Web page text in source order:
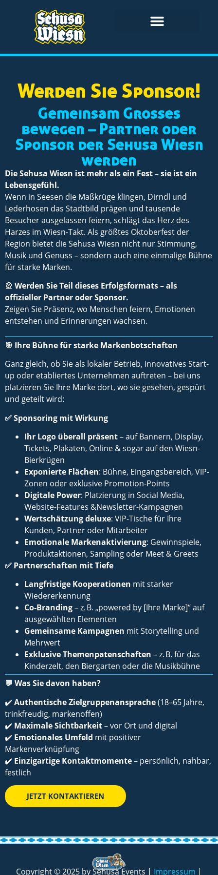
Werden Sie Sponsor!
Gemeinsam Großes
bewegen – Partner oder
Sponsor der Sehusa Wiesn
werden
Die Sehusa Wiesn ist mehr als ein Fest – sie ist ein
Lebensgefühl.
Wenn in Seesen die Maßkrüge klingen, Dirndl und
Lederhosen das Stadtbild prägen und tausende
Besucher ausgelassen feiern, schlägt das Herz des
Harzes im Wiesn-Takt. Als größtes Oktoberfest der
Region bietet die Sehusa Wiesn nicht nur Stimmung,
Musik und Genuss – sondern auch eine einmalige Bühne
für starke Marken.
🎡 Werden Sie Teil dieses Erfolgsformats – als
offizieller Partner oder Sponsor.
Zeigen Sie Präsenz, wo Menschen feiern, Emotionen
entstehen und Erinnerungen wachsen.
🎯 Ihre Bühne für starke Markenbotschaften
Ganz gleich, ob Sie als lokaler Betrieb, innovatives Start-
up oder etabliertes Unternehmen auftreten – bei uns
platzieren Sie Ihre Marke dort, wo sie gesehen, gespürt
und geteilt wird:
✅Sponsoring mit Wirkung
Ihr Logo überall präsent– auf Bannern, Display,
Tickets, Plakaten, Online & sogar auf den Wiesn-
Bierkrügen
Exponierte Flächen: Bühne, Eingangsbereich, VIP-
Zonen oder exklusive Promotion-Points
Digitale Power: Platzierung in Social Media,
Website-Features &Newsletter-Kampagnen
Wertschätzung deluxe: VIP-Tische für Ihre
Kunden, Partner oder Mitarbeiter
Emotionale Markenaktivierung: Gewinnspiele,
Produktaktionen, Sampling oder Meet & Greets
✅ Partnerschaften mit Tiefe
Langfristige Kooperationen mit starker
Wiedererkennung
Co-Branding– z. B. „powered by [Ihre Marke]“ auf
ausgewählten Elementen
Gemeinsame Kampagnen mit Storytelling und
Mehrwert
Exklusive Themenpatenschaften – z. B. für das
Kinderzelt, den Biergarten oder die Musikbühne
💬 Was Sie davon haben?
✔️ Authentische Zielgruppenansprache(18–65 Jahre,
trinkfreudig, markenoffen)
✔️ Maximale Sichtbarkeit– vor Ort und digital
✔️ Emotionales Umfeld mit positiver
Markenverknüpfung
✔️ Einzigartige Kontaktmomente– persönlich, nahbar,
festlich
JETZT KONTAKTIEREN
Copyright © 2025 by Sehusa Events | Impressum |